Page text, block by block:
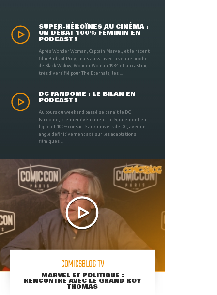
SUPER-HÉROÏNES AU CINÉMA :
UN DÉBAT 100% FÉMININ EN
PODCAST !
Après Wonder Woman, Captain Marvel, et le récent
film Birds of Prey, mais aussi avec la venue proche
de Black Widow, Wonder Woman 1984 et un casting
très diversifié pour The Eternals, les ...
DC FANDOME : LE BILAN EN
PODCAST !
Au cours du weekend passé se tenait le DC
Fandome, premier évènement intégralement en
ligne et 100% consacré aux univers de DC, avec un
angle définitivement axé sur les adaptations
filmiques ...
COMICSBLOG TV
MARVEL ET POLITIQUE :
RENCONTRE AVEC LE GRAND ROY
THOMAS